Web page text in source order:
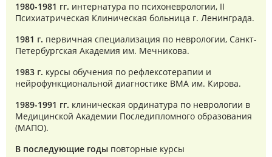
1980-1981 гг. интернатура по психоневрологии, II
Психиатрическая Клиническая больница г. Ленинграда.
1981 г. первичная специализация по неврологии, Санкт-
Петербургская Академия им. Мечникова.
1983 г. курсы обучения по рефлексотерапии и
нейрофункциональной диагностике ВМА им. Кирова.
1989-1991 гг. клиническая ординатура по неврологии в
Медицинской Академии Последипломного образования
(МАПО).
В последующие годы повторные курсы